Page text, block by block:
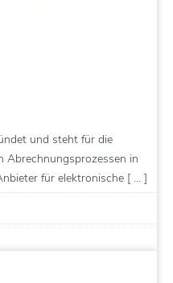
und steht für die
Abrechnungsprozessen in
für elektronische [ … ]